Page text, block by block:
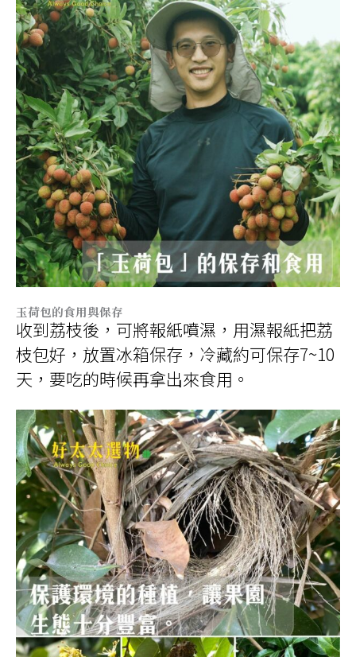
玉荷包的食用與保存
收到荔枝後，可將報紙噴濕，用濕報紙把荔
枝包好，放置冰箱保存，冷藏約可保存7~10
天，要吃的時候再拿出來食用。